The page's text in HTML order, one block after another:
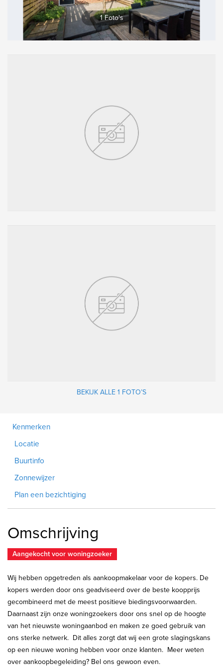
1 Foto'sVergroten
BEKIJK ALLE 1 FOTO’S
Kenmerken
Locatie
Buurtinfo
Zonnewijzer
Plan een bezichtiging
Omschrijving
Aangekocht voor woningzoeker
Wij hebben opgetreden als aankoopmakelaar voor de kopers. De
kopers werden door ons geadviseerd over de beste koopprijs
gecombineerd met de meest positieve biedingsvoorwaarden.
Daarnaast zijn onze woningzoekers door ons snel op de hoogte
van het nieuwste woningaanbod en maken ze goed gebruik van
ons sterke netwerk. Dit alles zorgt dat wij een grote slagingskans
op een nieuwe woning hebben voor onze klanten. Meer weten
over aankoopbegeleiding? Bel ons gewoon even.